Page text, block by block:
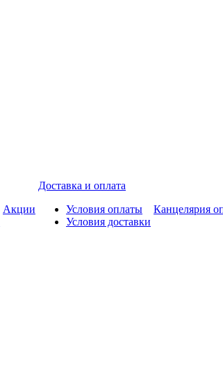
Акции
Доставка и оплата
Условия оплаты
Условия доставки
Канцелярия